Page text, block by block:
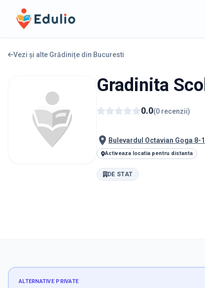
Edulio
Vezi și alte Grădinițe din Bucuresti
Gradinita
0.0(0 recenzii)
Bulevardul Octavian Goga 8-
Activeaza locatia pentru distanta
DE STAT
ALTERNATIVE PRIVATE